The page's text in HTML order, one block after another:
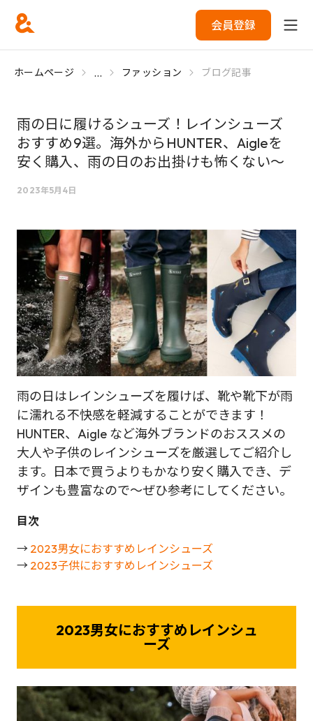
会員登録
ホームページ ... ファッション ブログ記事
雨の日に履けるシューズ！レインシューズ
おすすめ9選。海外からHUNTER、Aigleを
安く購入、雨の日のお出掛けも怖くない～
2023年5月4日
雨の日はレインシューズを履けば、靴や靴下が雨
に濡れる不快感を軽減することができます！
HUNTER、Aigle など海外ブランドのおススメの
大人や子供のレインシューズを厳選してご紹介し
ます。日本で買うよりもかなり安く購入でき、デ
ザインも豊富なので～ぜひ参考にしてください。
目次
→ 2023男女におすすめレインシューズ
→ 2023子供におすすめレインシューズ
2023男女におすすめレインシュ
ーズ